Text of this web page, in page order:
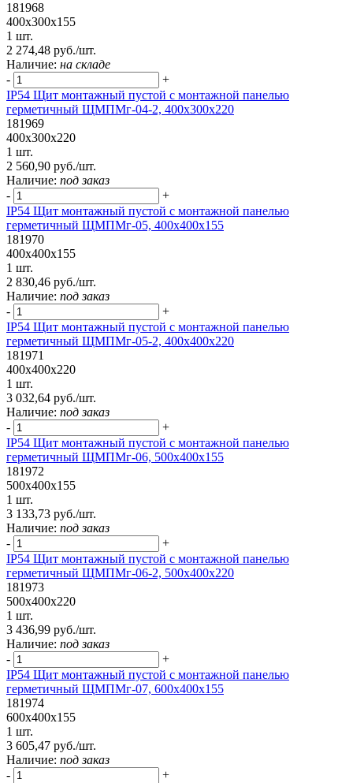
181968
400х300х155
1 шт.
2 274,48 руб./шт.
Наличие: на складе
-
+
IP54 Щит монтажный пустой с монтажной панелью
герметичный ЩМПМг-04-2, 400х300х220
181969
400х300х220
1 шт.
2 560,90 руб./шт.
Наличие: под заказ
-
+
IP54 Щит монтажный пустой с монтажной панелью
герметичный ЩМПМг-05, 400х400х155
181970
400х400х155
1 шт.
2 830,46 руб./шт.
Наличие: под заказ
-
+
IP54 Щит монтажный пустой с монтажной панелью
герметичный ЩМПМг-05-2, 400х400х220
181971
400х400х220
1 шт.
3 032,64 руб./шт.
Наличие: под заказ
-
+
IP54 Щит монтажный пустой с монтажной панелью
герметичный ЩМПМг-06, 500х400х155
181972
500х400х155
1 шт.
3 133,73 руб./шт.
Наличие: под заказ
-
+
IP54 Щит монтажный пустой с монтажной панелью
герметичный ЩМПМг-06-2, 500х400х220
181973
500х400х220
1 шт.
3 436,99 руб./шт.
Наличие: под заказ
-
+
IP54 Щит монтажный пустой с монтажной панелью
герметичный ЩМПМг-07, 600х400х155
181974
600х400х155
1 шт.
3 605,47 руб./шт.
Наличие: под заказ
-
+